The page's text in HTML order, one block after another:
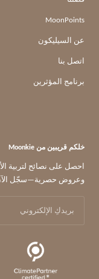
MoonPoints
عن السيليكون
اتصل بنا
برنامج المؤثرين
خلكم قريبين من Moonkie
احصل على نصائح لتربية
وعروض حصرية—سجّل
بريدكِ الإلكتروني